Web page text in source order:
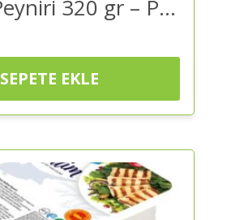
Manda Peyniri 320 gr – Peynir | Kaliteli ve Güvenilir Alışveriş
SEPETE EKLE